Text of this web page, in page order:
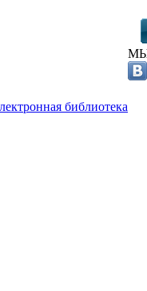
библиотека